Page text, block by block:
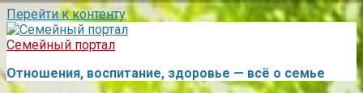
Перейти к контенту
Семейный портал
Отношения, воспитание, здоровье — всё о семье